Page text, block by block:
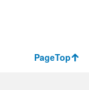
PageTop